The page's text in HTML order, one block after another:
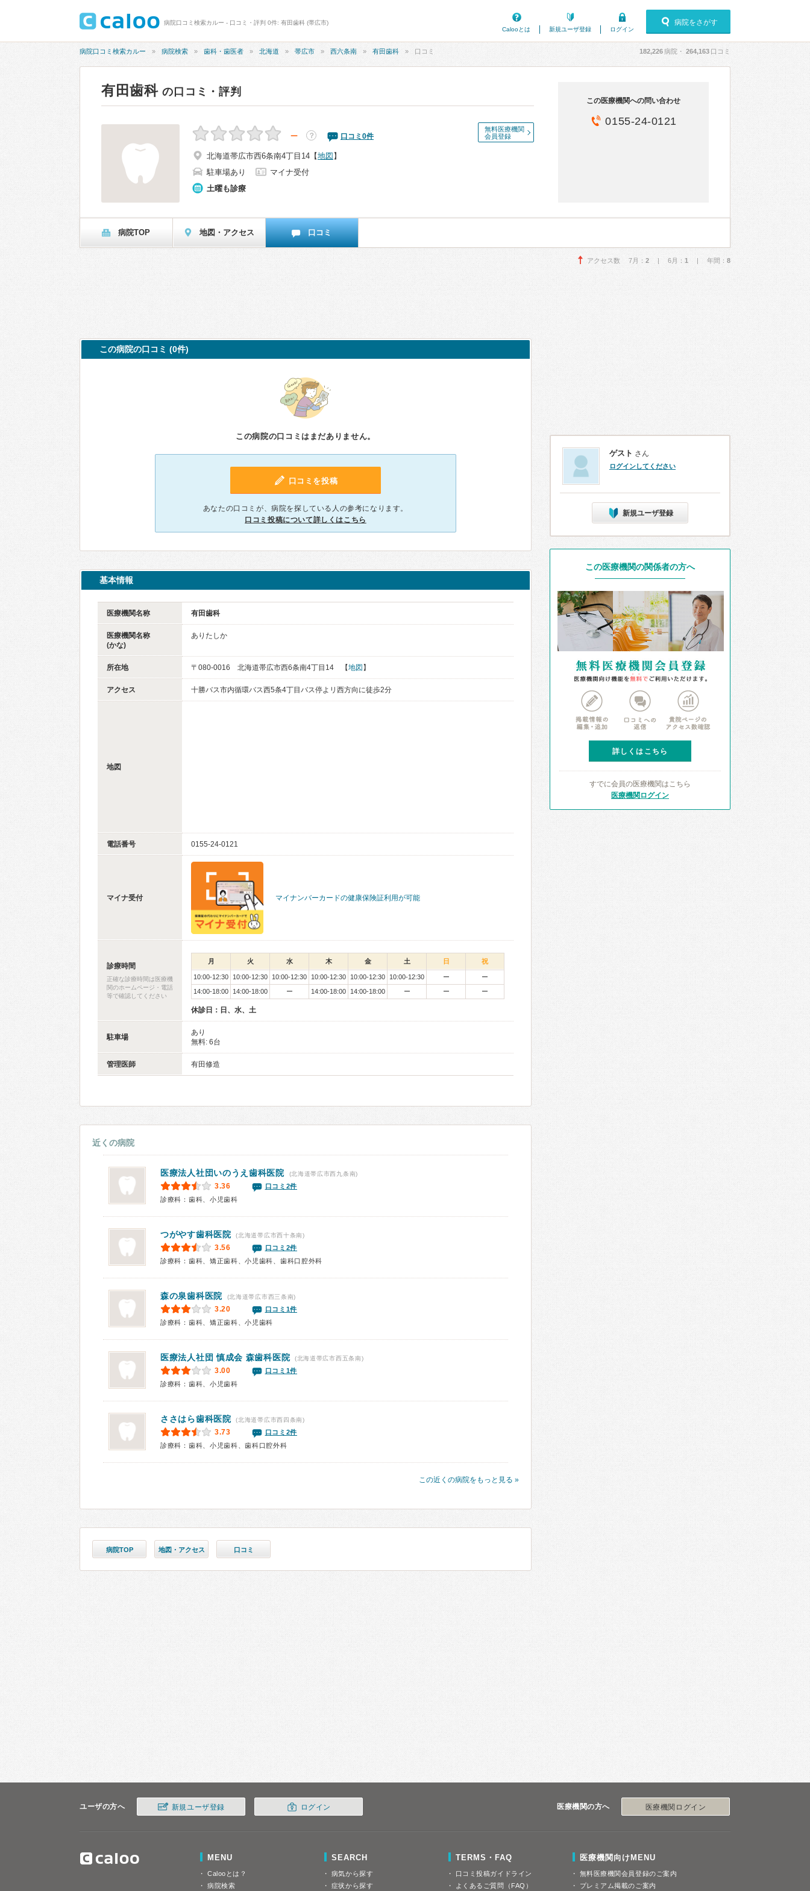
病院口コミ検索カルー - 口コミ・評判 0件: 有田歯科 (帯広市)
Calooとは
新規ユーザ登録 ログイン
病院をさがす
病院口コミ検索カルー 病院検索 歯科・歯医者 北海道 帯広市 西六条南 有田歯科 口コミ 182,226病院・ 264,163 口コミ
有田歯科 の口コミ・評判
無料医療機関
会員登録
－ ？ 口コミ 0件
北海道帯広市西6条南4丁目14 【地図 】
駐車場あり
マイナ受付
土曜も診療
この医療機関への問い合わせ
0155-24-0121
病院TOP 地図・アクセス 口コミ
アクセス数 7月： 2 | 6月： 1 | 年間： 8
この病院の口コミ (0件)
この病院の口コミはまだありません。
口コミを投稿
あなたの口コミが、病院を探している人の参考になります。
口コミ投稿について詳しくはこちら
基本情報
医療機関名称 有田歯科
医療機関名称
(かな)
ありたしか
所在地 〒080-0016 北海道帯広市西6条南4丁目14 【地図 】
アクセス 十勝バス市内循環バス西5条4丁目バス停よリ西方向に徒歩2分
地図
電話番号 0155-24-0121
マイナ受付 マイナンバーカードの健康保険証利用が可能
診療時間
正確な診療時間は医療機
関のホームページ・電話
等で確認してください
月 火 水 木 金 土 日 祝
10:00-12:30 10:00-12:30 10:00-12:30 10:00-12:30 10:00-12:30 10:00-12:30 ー
ー
14:00-18:00
14:00-18:00 ー 14:00-18:00 14:00-18:00 ー ー ー
休診日：日、水、土
駐車場
あり
無料: 6台
管理医師 有田修造
近くの病院
医療法人社団いのうえ歯科医院 (北海道帯広市西九条南)
3.36
口コミ2件
診療科：歯科、小児歯科
つがやす歯科医院 (北海道帯広市西十条南)
3.56
口コミ2件
診療科：歯科、矯正歯科、小児歯科、歯科口腔外科
森の泉歯科医院 (北海道帯広市西三条南)
3.20
口コミ1件
診療科：歯科、矯正歯科、小児歯科
医療法人社団 慎成会 森歯科医院 (北海道帯広市西五条南)
3.00
口コミ1件
診療科：歯科、小児歯科
ささはら歯科医院 (北海道帯広市西四条南)
3.73
口コミ2件
診療科：歯科、小児歯科、歯科口腔外科
この近くの病院をもっと見る »
病院TOP 地図・アクセス 口コミ
ゲスト さん
ログインしてください
新規ユーザ登録
この医療機関の関係者の方へ
詳しくはこちら
すでに会員の医療機関はこちら
医療機関ログイン
ユーザの方へ 新規ユーザ登録 ログイン 医療機関の方へ 医療機関ログイン
MENU
Calooとは？
病院検索
SEARCH
病気から探す
症状から探す
TERMS・FAQ
口コミ投稿ガイドライン
よくあるご質問（FAQ）
医療機関向けMENU
無料医療機関会員登録のご案内
プレミアム掲載のご案内